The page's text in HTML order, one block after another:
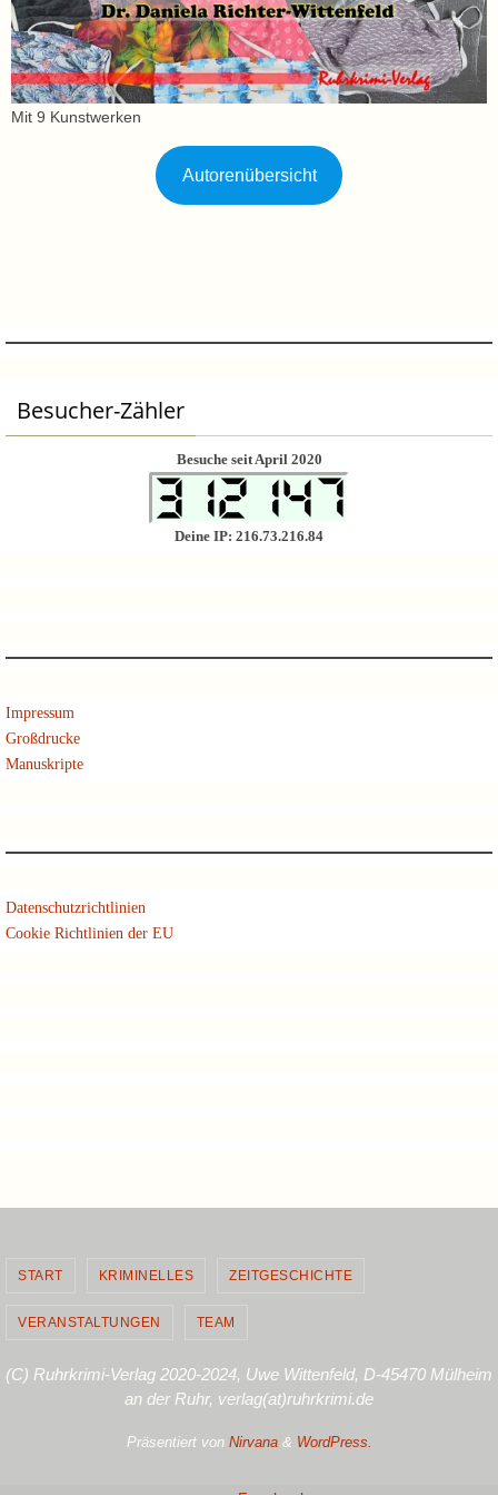
Mit 9 Kunstwerken
Autorenübersicht
Besucher-Zähler
Besuche seit April 2020
Deine IP: 216.73.216.84
Impressum
Großdrucke
Manuskripte
Datenschutzrichtlinien
Cookie Richtlinien der EU
START KRIMINELLES ZEITGESCHICHTE
VERANSTALTUNGEN TEAM
(C) Ruhrkrimi-Verlag 2020-2024, Uwe Wittenfeld, D-45470 Mülheim
an der Ruhr, verlag(at)ruhrkrimi.de
Präsentiert von Nirvana& WordPress.